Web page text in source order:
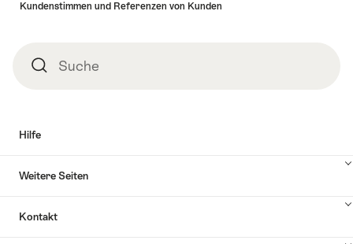
Kundenstimmen und Referenzen von Kunden
SucheSuche
Hilfe
Inhalte
Weitere Seiten
Inhalte
Kontakt